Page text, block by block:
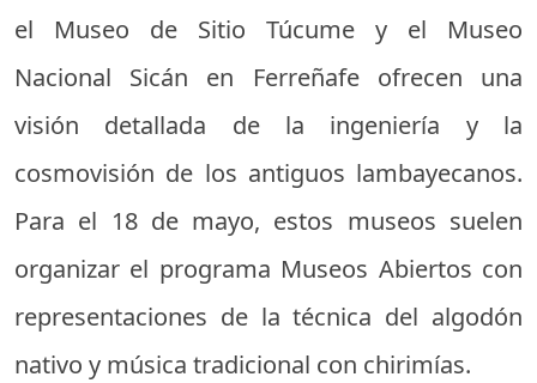
el Museo de Sitio Túcume y el Museo
Nacional Sicán en Ferreñafe ofrecen una
visión detallada de la ingeniería y la
cosmovisión de los antiguos lambayecanos.
Para el 18 de mayo, estos museos suelen
organizar el programa Museos Abiertos con
representaciones de la técnica del algodón
nativo y música tradicional con chirimías.